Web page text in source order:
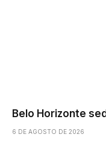
Belo Horizonte
6 DE AGOSTO DE 2026